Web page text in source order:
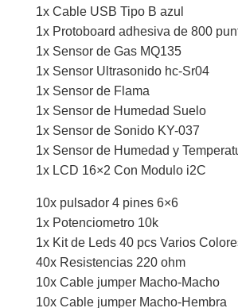
1x Cable USB Tipo B azul
1x Protoboard adhesiva de 800
1x Sensor de Gas MQ135
1x Sensor Ultrasonido hc-Sr04
1x Sensor de Flama
1x Sensor de Humedad Suelo
1x Sensor de Sonido KY-037
1x Sensor de Humedad y
1x LCD 16×2 Con Modulo i2C
10x pulsador 4 pines 6×6
1x Potenciometro 10k
1x Kit de Leds 40 pcs Varios
40x Resistencias 220 ohm
10x Cable jumper Macho-Macho
10x Cable jumper Macho-Hembra